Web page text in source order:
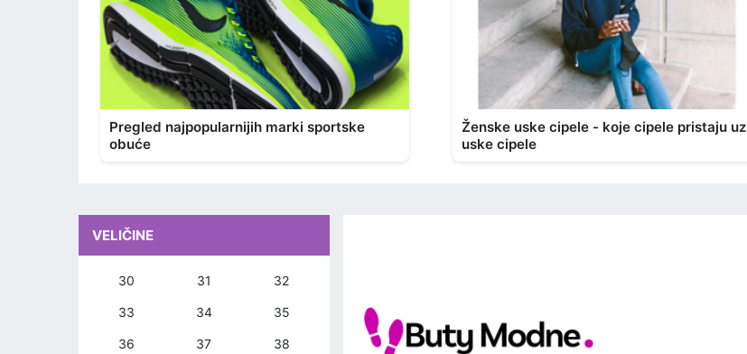
Pregled najpopularnijih marki sportske
obuće
Ženske uske cipele - koje cipele pristaju uz
uske cipele
VELIČINE
30 31 32
33 34 35
36 37 38